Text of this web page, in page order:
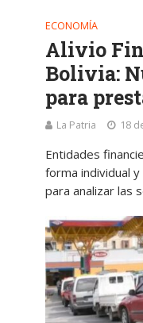
ECONOMÍA
Alivio
Bolivia:
para
La Patria 18
Entidades
forma individual
para analizar las